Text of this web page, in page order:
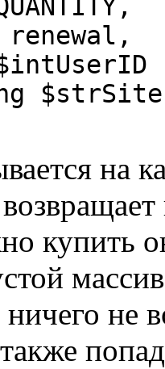
на
купить
не